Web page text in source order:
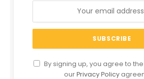
By signing up, you agree to
ourPrivacy Policy